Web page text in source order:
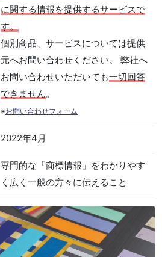
に関する情報を提供するサービスで
す。
個別商品、サービスについては提供
元へお問い合わせください。 弊社へ
お問い合わせいただいても一切回答
できません。
※お問い合わせフォーム
2022年4月
専門的な「商標情報」をわかりやす
く広く一般の方々に伝えること